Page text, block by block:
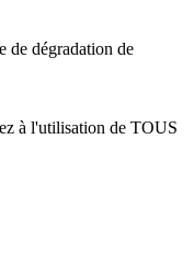
de dégradation de
à l'utilisation de TOUS